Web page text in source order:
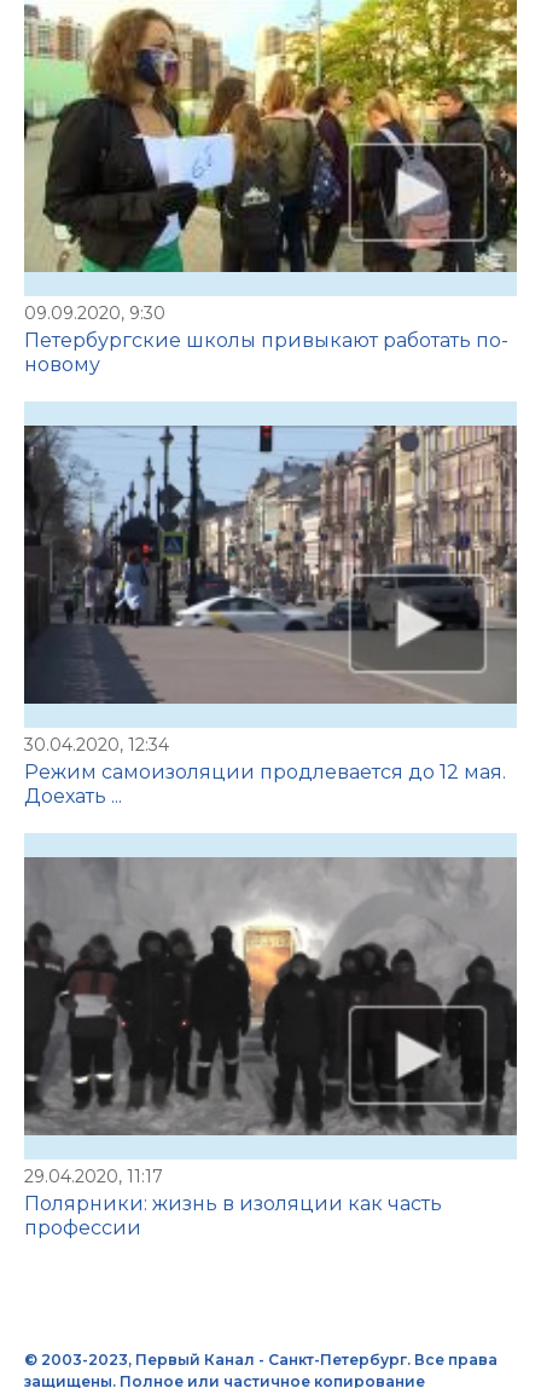
09.09.2020, 9:30
Петербургские школы привыкают работать по-
новому
30.04.2020, 12:34
Режим самоизоляции продлевается до 12 мая.
Доехать ...
29.04.2020, 11:17
Полярники: жизнь в изоляции как часть
профессии
© 2003-2023, Первый Канал - Санкт-Петербург. Все права
защищены. Полное или частичное копирование